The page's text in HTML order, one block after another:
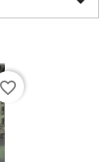
favorite_border